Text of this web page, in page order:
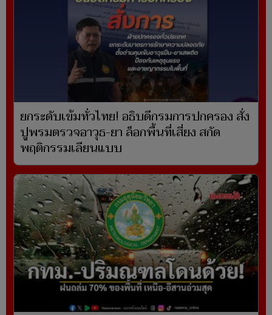
ยกระดับเข้มทั่วไทย! อธิบดีกรมการปกครอง สั่ง
ปูพรมตรวจอาวุธ-ยา ล็อกพื้นที่เสี่ยง สกัด
พฤติกรรมเลียนแบบ